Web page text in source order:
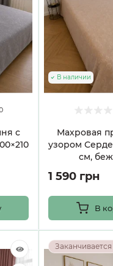
с
Махровая
узором
см,
В наличии
1 590 грн
В
Заканчивается